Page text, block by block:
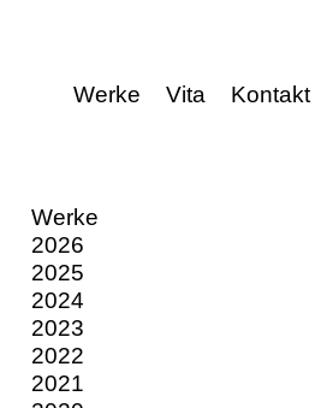
Werke Vita Kontakt
Werke
2026
2025
2024
2023
2022
2021